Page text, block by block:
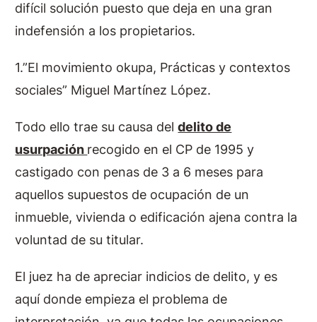
difícil solución puesto que deja en una gran
indefensión a los propietarios.
1.”El movimiento okupa, Prácticas y contextos
sociales” Miguel Martínez López.
Todo ello trae su causa deldelito de
usurpación recogido en el CP de 1995 y
castigado con penas de 3 a 6 meses para
aquellos supuestos de ocupación de un
inmueble, vivienda o edificación ajena contra la
voluntad de su titular.
El juez ha de apreciar indicios de delito, y es
aquí donde empieza el problema de